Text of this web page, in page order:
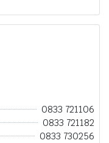
0833 721106
0833 721182
0833 730256